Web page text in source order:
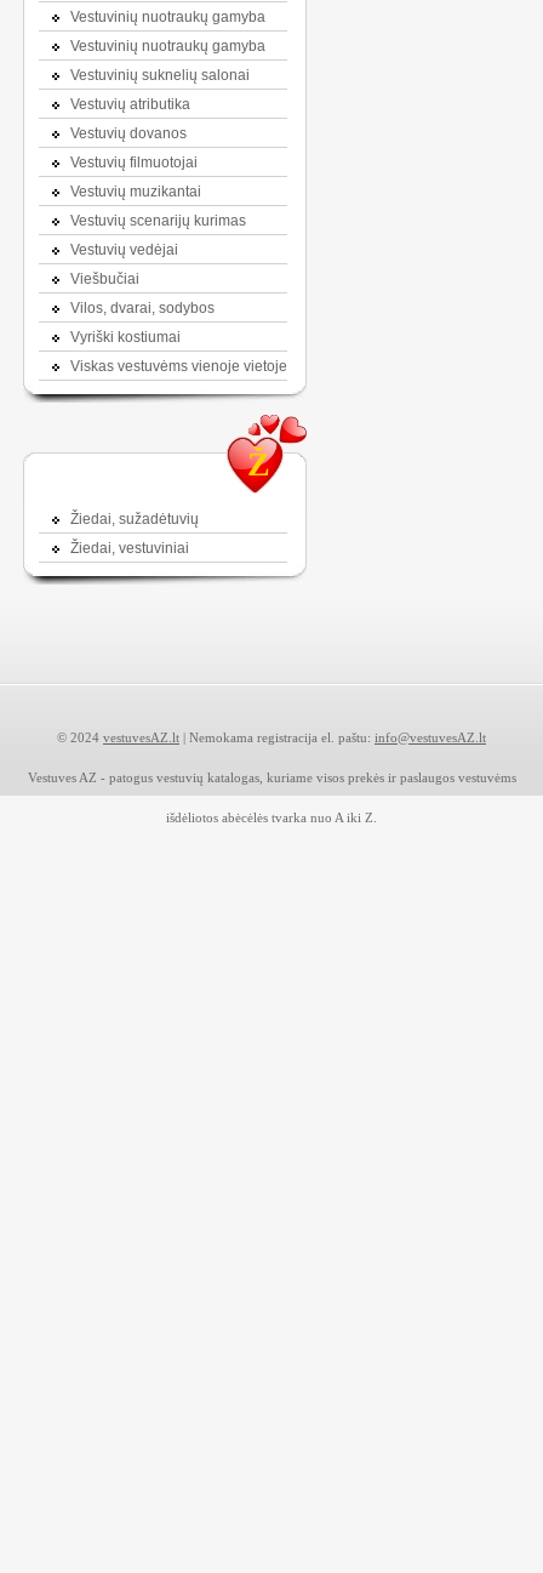
Vestuvinių nuotraukų gamyba
Vestuvinių nuotraukų gamyba
Vestuvinių suknelių salonai
Vestuvių atributika
Vestuvių dovanos
Vestuvių filmuotojai
Vestuvių muzikantai
Vestuvių scenarijų kurimas
Vestuvių vedėjai
Viešbučiai
Vilos, dvarai, sodybos
Vyriški kostiumai
Viskas vestuvėms vienoje vietoje
Ž
Žiedai, sužadėtuvių
Žiedai, vestuviniai
© 2024 vestuvesAZ.lt | Nemokama registracija el. paštu: info@vestuvesAZ.lt
Vestuves AZ - patogus vestuvių katalogas, kuriame visos prekės ir paslaugos vestuvėms
išdėliotos abėcėlės tvarka nuo A iki Z.